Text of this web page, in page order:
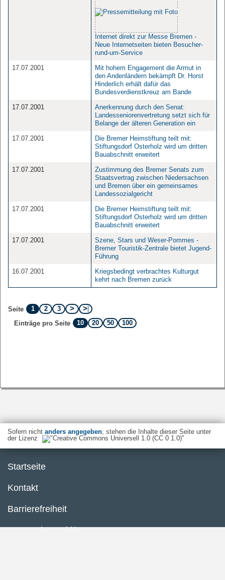
Internet direkt zur Messe Bremen -
Neue Internetseiten bieten Besucher-
rund-um-Service
17.07.2001
Mit hohem Engagement die Armut in
den Andenländern bekämpft Dr. Horst
Hinderlich erhält dafür das
Bundesverdienstkreuz am Bande
17.07.2001
Anerkennung durch den Senat:
Landesseniorenvertretung setzt sich für
Belange der älteren Generation ein
17.07.2001
Die Bremer Heimstiftung teilt mit:
Stiftungsdorf Osterholz wird um dritten
Bauabschnitt erweitert
17.07.2001
Zustimmung des Bremer Senats zum
Staatsvertrag zwischen Niedersachsen
und Bremen über ein gemeinsames
Landessozialgericht
17.07.2001
Die Bremer Heimstiftung teilt mit:
Stiftungsdorf Osterholz wird um dritten
Bauabschnitt erweitert
17.07.2001
Szene, Stars und Weser-Pommes -
Bremer Touristik-Zentrale bietet Jugend-
Führung
16.07.2001
Kriegsbedingt verbrachtes Kulturgut
kehrt nach Bremen zurück
Seite 1 2
3
Einträge pro Seite
10 20 50 100
Sofern nicht anders angegeben, stehen die Inhalte dieser Seite unter
der Lizenz
Startseite
Kontakt
Barrierefreiheit
Datenschutzerklärung